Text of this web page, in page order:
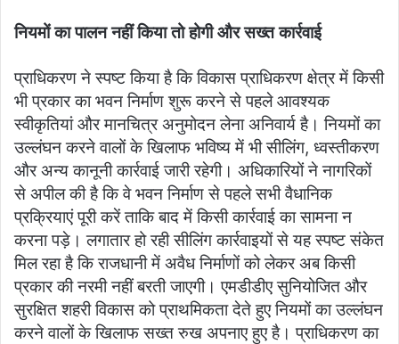
नियमों का पालन नहीं किया तो होगी और सख्त कार्रवाई
प्राधिकरण ने स्पष्ट किया है कि विकास प्राधिकरण क्षेत्र में किसी
भी प्रकार का भवन निर्माण शुरू करने से पहले आवश्यक
स्वीकृतियां और मानचित्र अनुमोदन लेना अनिवार्य है। नियमों का
उल्लंघन करने वालों के खिलाफ भविष्य में भी सीलिंग, ध्वस्तीकरण
और अन्य कानूनी कार्रवाई जारी रहेगी। अधिकारियों ने नागरिकों
से अपील की है कि वे भवन निर्माण से पहले सभी वैधानिक
प्रक्रियाएं पूरी करें ताकि बाद में किसी कार्रवाई का सामना न
करना पड़े। लगातार हो रही सीलिंग कार्रवाइयों से यह स्पष्ट संकेत
मिल रहा है कि राजधानी में अवैध निर्माणों को लेकर अब किसी
प्रकार की नरमी नहीं बरती जाएगी। एमडीडीए सुनियोजित और
सुरक्षित शहरी विकास को प्राथमिकता देते हुए नियमों का उल्लंघन
करने वालों के खिलाफ सख्त रुख अपनाए हुए है। प्राधिकरण का